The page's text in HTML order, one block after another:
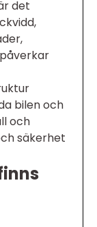
det
bilen och
och
säkerhet